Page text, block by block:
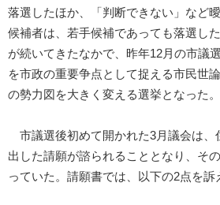
落選したほか、「判断できない」など
候補者は、若手候補であっても落選し
が続いてきたなかで、昨年12月の市議
を市政の重要争点として捉える市民世
の勢力図を大きく変える選挙となった。
市議選後初めて開かれた3月議会は、
出した請願が諮られることとなり、そ
っていた。請願書では、以下の2点を訴